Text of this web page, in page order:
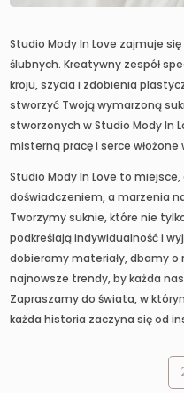
Studio Mody In Love zajmuje
ślubnych. Kreatywny zespół
kroju, szycia i zdobienia
stworzyć Twoją wymarzoną
stworzonych w Studio Mody In
misterną pracę i serce włożone
Studio Mody In Love to
doświadczeniem, a marzenia
Tworzymy suknie, które nie
podkreślają indywidualność i
dobieramy materiały, dbamy
najnowsze trendy, by każda
Zapraszamy do świata, w
każda historia zaczyna się od